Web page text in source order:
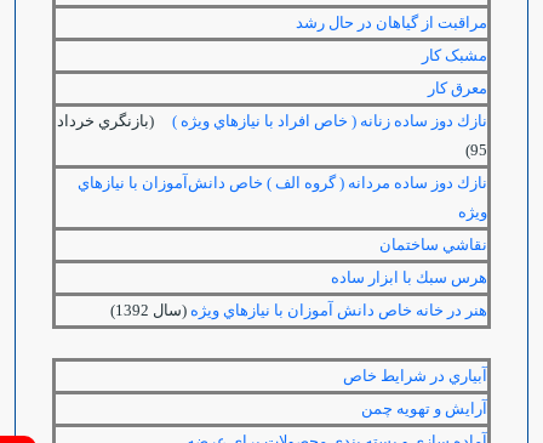
مراقبت از گیاهان در حال رشد
مشبک کار
معرق کار
نازك دوز ساده زنانه ( خاص افراد با نيازهاي ويژه ) (بازنگري خرداد
95)
نازك دوز ساده مردانه ( گروه الف ) خاص دانش‌آموزان با نيازهاي
ويژه
نقاشي ساختمان
هرس سبك با ابزار ساده
هنر در خانه خاص دانش آموزان با نيازهاي ويژه (سال 1392)
آبياري در شرايط خاص
آرايش و تهويه چمن